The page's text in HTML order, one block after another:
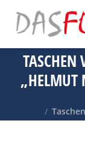
TASCHEN
„HELMUT
Sie befinden